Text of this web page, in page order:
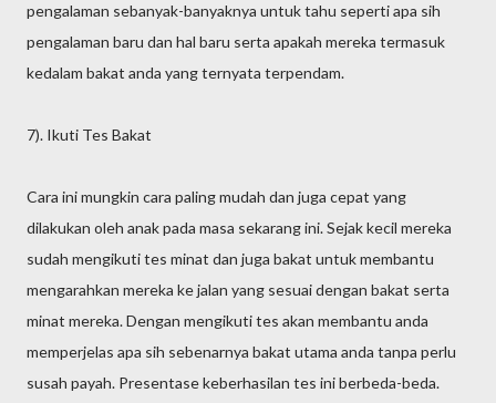
pengalaman sebanyak-banyaknya untuk tahu seperti apa sih
pengalaman baru dan hal baru serta apakah mereka termasuk
kedalam bakat anda yang ternyata terpendam.
7). Ikuti Tes Bakat
Cara ini mungkin cara paling mudah dan juga cepat yang
dilakukan oleh anak pada masa sekarang ini. Sejak kecil mereka
sudah mengikuti tes minat dan juga bakat untuk membantu
mengarahkan mereka ke jalan yang sesuai dengan bakat serta
minat mereka. Dengan mengikuti tes akan membantu anda
memperjelas apa sih sebenarnya bakat utama anda tanpa perlu
susah payah. Presentase keberhasilan tes ini berbeda-beda.